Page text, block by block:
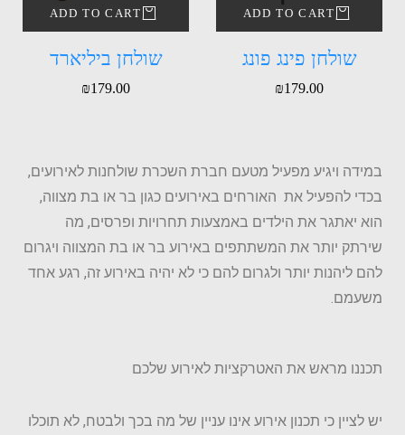
ADD TO CART
שולחן פינג פונג
₪ 179.00
ADD TO CART
שולחן ביליארד
₪ 179.00
במידה ויגיע מפעיל מטעם חברת השכרת שולחנות לאירועים,
בכדי להפעיל את האורחים באירועים כגון בר או בת מצווה,
הוא יאתגר את הילדים באמצעות תחרויות ופרסים, מה
שירתק יותר את המשתתפים באירוע בר או בת המצווה ויגרום
להם ליהנות יותר ולגרום להם כי לא יהיה באירוע זה, רגע אחד
משעמם.
תכננו מראש את האטרקציות לאירוע שלכם
יש לציין כי תכנון אירוע אינו עניין של מה בכך ולבטח, לא תוכלו